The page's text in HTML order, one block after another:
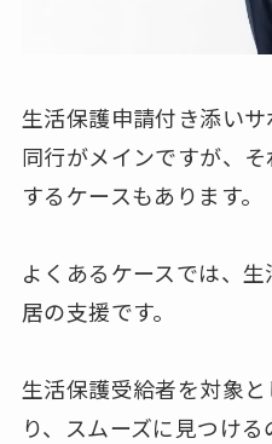
生活保護申請付き添い
同行がメインですが、
するケースもあります。
よくあるケースでは、
居の支援です。
生活保護受給者を対象
り、スムーズに見つけ